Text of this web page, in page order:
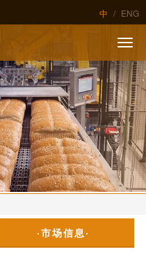
中 / ENG
·市场信息·